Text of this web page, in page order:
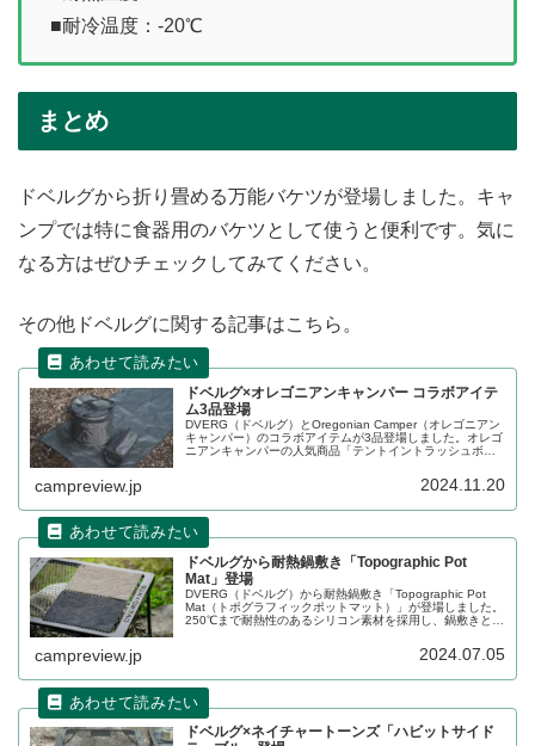
■耐冷温度：-20℃
まとめ
ドベルグから折り畳める万能バケツが登場しました。キャ
ンプでは特に食器用のバケツとして使うと便利です。気に
なる方はぜひチェックしてみてください。
その他ドベルグに関する記事はこちら。
ドベルグ×オレゴニアンキャンパー コラボアイテ
ム3品登場
DVERG（ドベルグ）とOregonian Camper（オレゴニアン
キャンパー）のコラボアイテムが3品登場しました。オレゴ
ニアンキャンパーの人気商品「テントイントラッシュボッ
L-ハーフ」がブラックのリップストップ生地に、DVERGの
ロゴをプリントした別注限定仕様で登場です。詳細をレビ
campreview.jp 2024.11.20
ドベルグから耐熱鍋敷き「Topographic Pot
Mat」登場
DVERG（ドベルグ）から耐熱鍋敷き「Topographic Pot
Mat（トポグラフィックポットマット）」が登場しました。
250℃まで耐熱性のあるシリコン素材を採用し、鍋敷きとし
にそびえる荒島岳の等高線がデザインされています。詳細
campreview.jp 2024.07.05
ドベルグ×ネイチャートーンズ「ハビットサイド